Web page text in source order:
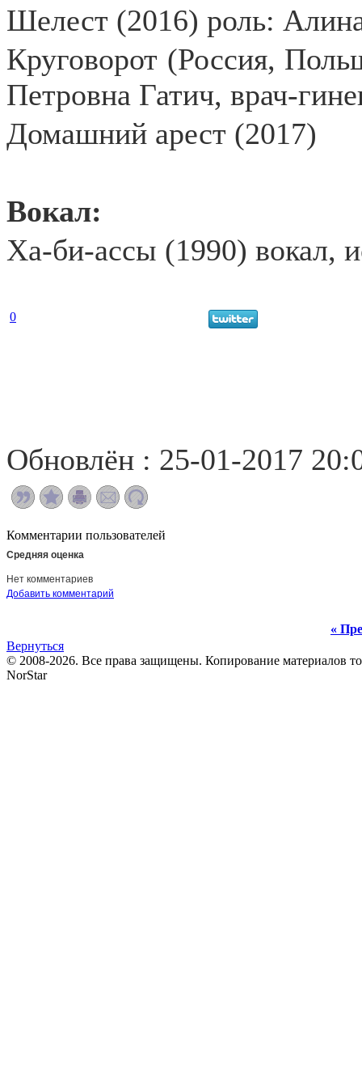
Шелест (2016) роль:
Круговорот (Россия,
Петровна Гатич, врач-
Домашний арест (2017)
Вокал:
Ха-би-ассы (1990) вокал,
0
Обновлён : 25-01-2017
Комментарии пользователей
Средняя оценка
Нет комментариев
Добавить комментарий
«
Вернуться
© 2008-2026. Все права защищены. Копирование материалов
NorStar